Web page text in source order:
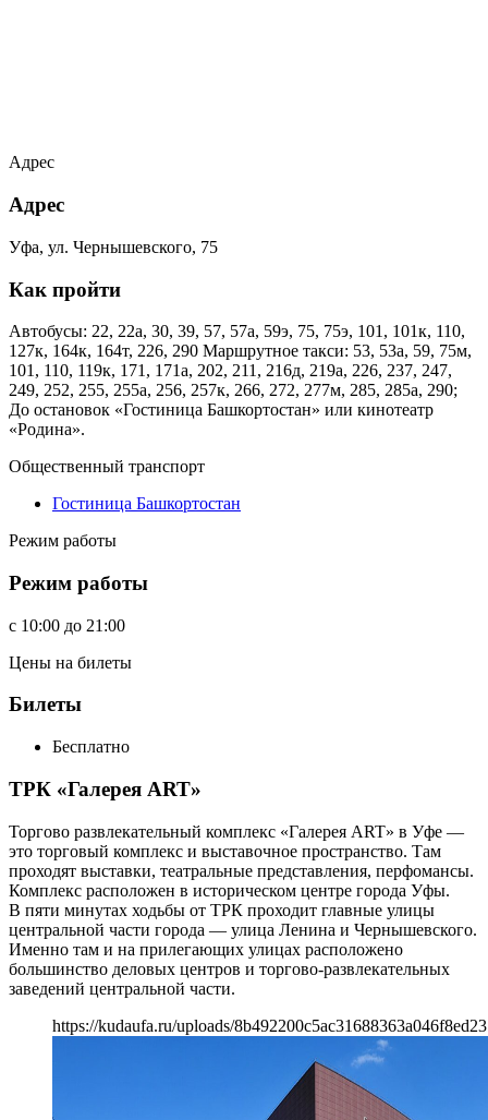
Адрес
Адрес
Уфа, ул. Чернышевского, 75
Как пройти
Автобусы: 22, 22а, 30, 39, 57, 57а, 59э, 75, 75э, 101, 101к, 110,
127к, 164к, 164т, 226, 290 Маршрутное такси: 53, 53а, 59, 75м,
101, 110, 119к, 171, 171а, 202, 211, 216д, 219а, 226, 237, 247,
249, 252, 255, 255а, 256, 257к, 266, 272, 277м, 285, 285а, 290;
До остановок «Гостиница Башкортостан» или кинотеатр
«Родина».
Общественный транспорт
Гостиница Башкортостан
Режим работы
Режим работы
c 10:00 до 21:00
Цены на билеты
Билеты
Бесплатно
ТРК «Галерея ART»
Торгово развлекательный комплекс «Галерея ART» в Уфе —
это торговый комплекс и выставочное пространство. Там
проходят выставки, театральные представления, перфомансы.
Комплекс расположен в историческом центре города Уфы.
В пяти минутах ходьбы от ТРК проходит главные улицы
центральной части города — улица Ленина и Чернышевского.
Именно там и на прилегающих улицах расположено
большинство деловых центров и торгово-развлекательных
заведений центральной части.
https://kudaufa.ru/uploads/